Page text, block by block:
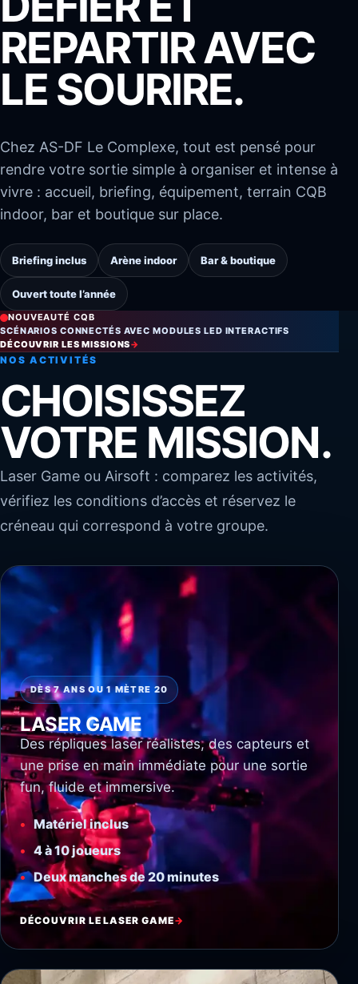
REPARTIR AVEC
LE SOURIRE.
Chez AS-DF Le Complexe, tout est pensé pour
rendre votre sortie simple à organiser et intense à
vivre : accueil, briefing, équipement, terrain CQB
indoor, bar et boutique sur place.
Briefing inclus Arène indoor Bar & boutique
Ouvert toute l’année
NOUVEAUTÉ CQB
SCÉNARIOS CONNECTÉS AVEC MODULES LED INTERACTIFS
DÉCOUVRIR LES MISSIONS→
NOS ACTIVITÉS
CHOISISSEZ
VOTRE MISSION.
Laser Game ou Airsoft : comparez les activités,
vérifiez les conditions d’accès et réservez le
créneau qui correspond à votre groupe.
DÈS 7 ANS OU 1 MÈTRE 20
LASER GAME
Des répliques laser réalistes, des capteurs et
une prise en main immédiate pour une sortie
fun, fluide et immersive.
Matériel inclus
4 à 10 joueurs
Deux manches de 20 minutes
DÉCOUVRIR LE LASER GAME